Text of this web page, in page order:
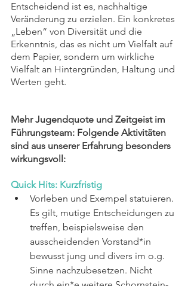
Entscheidend ist es, nachhaltige
Veränderung zu erzielen. Ein konkretes
„Leben“ von Diversität und die
Erkenntnis, das es nicht um Vielfalt auf
dem Papier, sondern um wirkliche
Vielfalt an Hintergründen, Haltung und
Werten geht.
Mehr Jugendquote und Zeitgeist im
Führungsteam: Folgende Aktivitäten
sind aus unserer Erfahrung besonders
wirkungsvoll:
Quick Hits: Kurzfristig
Vorleben und Exempel statuieren.
Es gilt, mutige Entscheidungen zu
treffen, beispielsweise den
ausscheidenden Vorstand*in
bewusst jung und divers im o.g.
Sinne nachzubesetzen. Nicht